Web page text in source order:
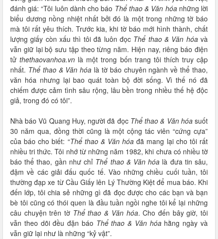
đánh giá: “Tôi luôn dành cho báo Thể thao & Văn hóanhững lời
biểu dương nồng nhiệt nhất bởi đó là một trong những tờ báo
mà tôi rất yêu thích. Trước kia, khi tờ báo mới hình thành, chất
lượng giấy còn xấu thì tôi đã luôn đọc Thể thao & Văn hóavà
vẫn giữ lại bộ sưu tập theo từng năm. Hiện nay, riêng báo điện
tửthethaovanhoa.vn là một trong bốn trang tôi thích truy cập
nhất. Thể thao & Văn hóa là tờ báo chuyên ngành về thể thao,
văn hóa nhưng lại bao quát toàn bộ đời sống. Vì thế nó đã
chiếm được cảm tình sâu rộng, lâu bền trong nhiều thế hệ độc
giả, trong đó có tôi”.
Nhà báo Vũ Quang Huy, người đã đọc Thể thao & Văn hóasuốt
30 năm qua, đồng thời cũng là một cộng tác viên “cứng cựa”
của báo cho biết: “Thể thao & Văn hóađã mang lại cho tôi rất
nhiều tri thức. Tôi nhớ từ những năm 1982, khi chưa có nhiều tờ
báo thể thao, gần như chỉ Thể thao & Văn hóa là đưa tin sâu,
đậm về các giải đấu quốc tế. Vào những chiều cuối tuần, tôi
thường đạp xe từ Cầu Giấy lên Lý Thường Kiệt để mua báo. Khi
đến lớp, tôi chia sẻ những gì đã đọc được cho các bạn và bạn
bè tôi cũng có thói quen là đầu tuần ngồi nghe tôi kể lại những
câu chuyện trên tờ Thể thao & Văn hóa. Cho đến bây giờ, tôi
vẫn theo dõi đều đặn báo Thể thao & Văn hóahằng ngày và
vẫn giữ lại như là những “kỷ vật”.